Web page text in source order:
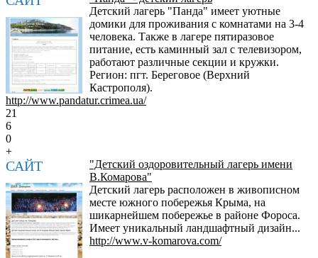
Детский лагерь "Панда" имеет уютные
домики для проживания с комнатами на 3-4
человека. Также в лагере пятиразовое
питание, есть каминный зал с телевизором,
работают различные секции и кружки.
Регион: пгт. Береговое (Верхний
Кастрополя).
http://www.pandatur.crimea.ua/
21
6
0
+
САЙТ
"Детский оздоровительный лагерь имени
В.Комарова"
Детский лагерь расположен в живописном
месте южного побережья Крыма, на
шикарнейшем побережье в районе Фороса.
Имеет уникальный ландшафтный дизайн...
http://www.v-komarova.com/